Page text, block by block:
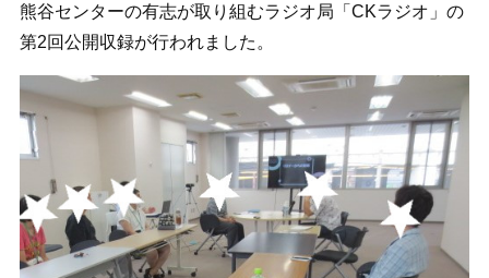
熊谷センターの有志が取り組むラジオ局「CKラジオ」の
第2回公開収録が行われました。